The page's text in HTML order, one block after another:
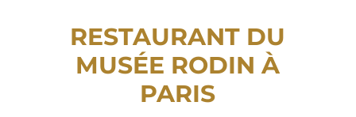
RESTAURANT DU
MUSÉE RODIN À
PARIS